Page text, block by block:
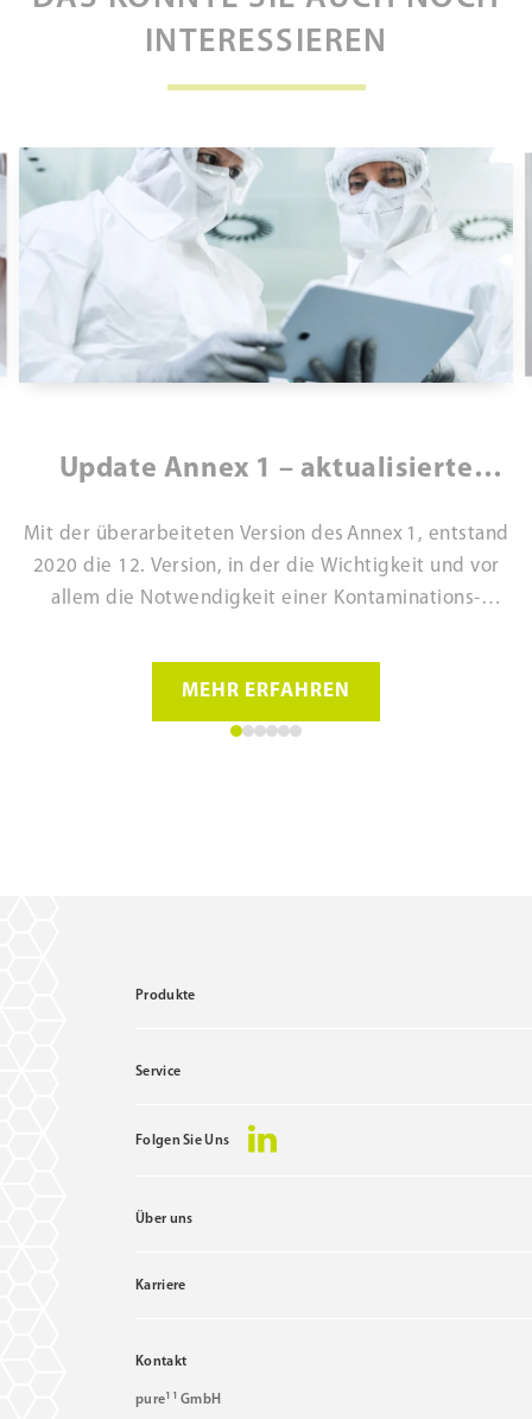
INTERESSIEREN
Update Annex 1 – aktualisierte
Mit der überarbeiteten Version des Annex 1, entstand
2020 die 12. Version, in der die Wichtigkeit und vor
allem die Notwendigkeit einer Kontaminations-
CCS) deutlich gemacht wird.
MEHR ERFAHREN
Produkte
Service
Folgen Sie Uns
Über uns
Karriere
Kontakt
pure11 GmbH